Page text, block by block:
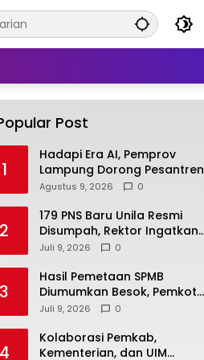
Post
1
Hadapi Era AI, Pemprov
Lampung Dorong Pesantren
Cetak Santri Melek Teknologi
Agustus 9, 2026 0
2
179 PNS Baru Unila Resmi
Disumpah, Rektor Ingatkan
Amanah ASN Tak Sekadar
Juli 9, 2026 0
3
Hasil Pemetaan SPMB
Diumumkan Besok, Pemkot
Bandar Lampung Pastikan
Juli 9, 2026 0
4
Kolaborasi Pemkab,
Kementerian, dan UIM